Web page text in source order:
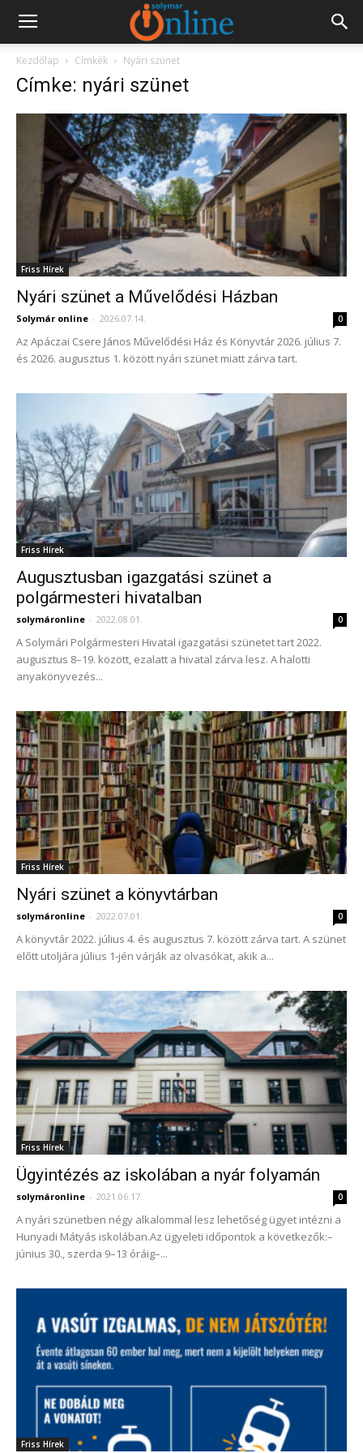
Kezdőlap Címkék Nyári szünet
Címke: nyári szünet
Friss Hírek
Nyári szünet a Művelődési Házban
Solymár online - 2026.07.14. 0
Az Apáczai Csere János Művelődési Ház és Könyvtár 2026. július 7.
és 2026. augusztus 1. között nyári szünet miatt zárva tart.
Friss Hírek
Augusztusban igazgatási szünet a
polgármesteri hivatalban
solymáronline - 2022.08.01. 0
A Solymári Polgármesteri Hivatal igazgatási szünetet tart 2022.
augusztus 8–19. között, ezalatt a hivatal zárva lesz. A halotti
anyakönyvezés...
Friss Hírek
Nyári szünet a könyvtárban
solymáronline - 2022.07.01. 0
A könyvtár 2022. július 4. és augusztus 7. között zárva tart. A szünet
előtt utoljára július 1-jén várják az olvasókat, akik a...
Friss Hírek
Ügyintézés az iskolában a nyár folyamán
solymáronline - 2021.06.17. 0
A nyári szünetben négy alkalommal lesz lehetőség ügyet intézni a
Hunyadi Mátyás iskolában.Az ügyeleti időpontok a következők:–
június 30., szerda 9–13 óráig–...
Friss Hírek